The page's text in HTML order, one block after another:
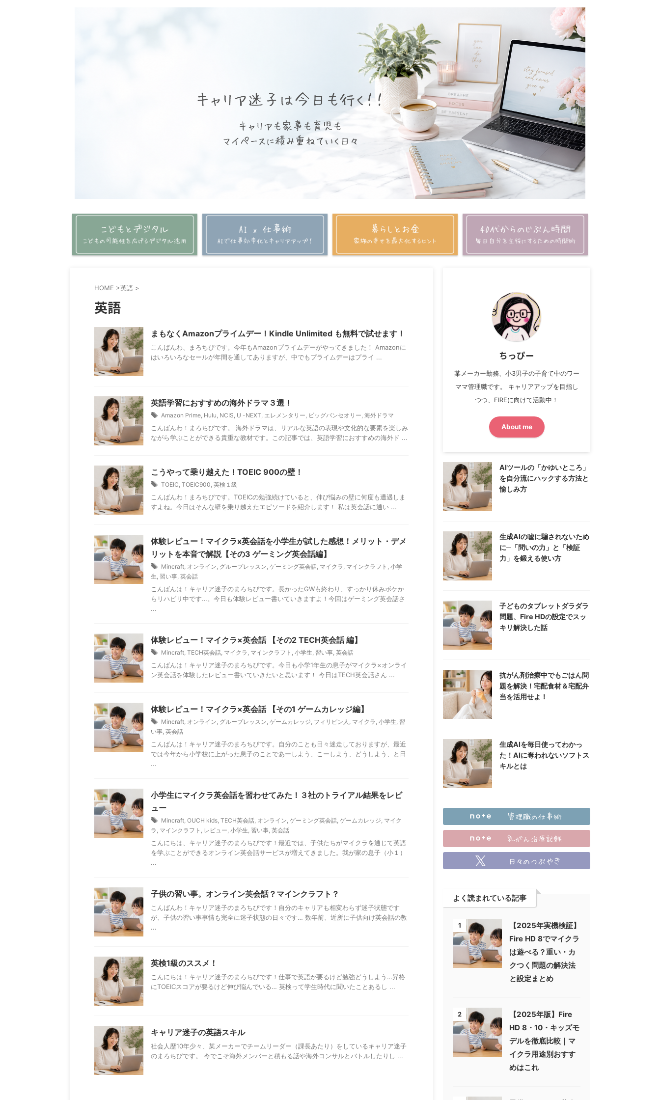
HOME >英語 >
英語
まもなくAmazonプライムデー！Kindle Unlimited も無料で試せます！
こんばんわ、まろちぴです。今年もAmazonプライムデーがやってきました！ Amazonに
はいろいろなセールが年間を通してありますが、中でもプライムデーはプライ ...
英語学習におすすめの海外ドラマ３選！
Amazon Prime, Hulu, NCIS, U -NEXT, エレメンタリー, ビッグバンセオリー, 海外ドラマ
こんばんわ！まろちぴです。 海外ドラマは、リアルな英語の表現や文化的な要素を楽しみ
ながら学ぶことができる貴重な教材です。この記事では、英語学習におすすめの海外ド ...
こうやって乗り越えた！TOEIC 900の壁！
TOEIC, TOEIC900, 英検１級
こんばんわ！まろちぴです。TOEICの勉強続けていると、伸び悩みの壁に何度も遭遇しま
すよね。今日はそんな壁を乗り越えたエピソードを紹介します！ 私は英会話に通い ...
体験レビュー！マイクラx英会話を小学生が試した感想！メリット・デメ
リットを本音で解説【その3 ゲーミング英会話編】
Mincraft, オンライン, グループレッスン, ゲーミング英会話, マイクラ , マインクラフト , 小学
生, 習い事, 英会話
こんばんは！キャリア迷子のまろちぴです。長かったGWも終わり、すっかり休みボケか
らリハビリ中です…。今日も体験レビュー書いていきますよ！今回はゲーミング英会話さ
...
体験レビュー！マイクラ×英会話 【その2 TECH英会話 編】
Mincraft, TECH英会話, マイクラ , マインクラフト , 小学生, 習い事, 英会話
こんばんは！キャリア迷子のまろちぴです。今日も小学1年生の息子がマイクラ×オンライ
ン英会話を体験したレビュー書いていきたいと思います！ 今日はTECH英会話さん ...
体験レビュー！マイクラ×英会話 【その1 ゲームカレッジ編】
Mincraft, オンライン, グループレッスン, ゲームカレッジ, フィリピン人 , マイクラ , 小学生, 習
い事, 英会話
こんばんは！キャリア迷子のまろちぴです。自分のことも日々迷走しておりますが、最近
では今年から小学校に上がった息子のことであーしよう、こーしよう、どうしよう、と日
...
小学生にマイクラ英会話を習わせてみた！３社のトライアル結果をレビ
ュー
Mincraft, OUCH kids, TECH英会話, オンライン, ゲーミング英会話, ゲームカレッジ, マイク
ラ , マインクラフト , レビュー, 小学生, 習い事, 英会話
こんにちは、キャリア迷子のまろちぴです！最近では、子供たちがマイクラを通じて英語
を学ぶことができるオンライン英会話サービスが増えてきました。我が家の息子（小１）
...
子供の習い事。オンライン英会話？マインクラフト？
こんばんわ！キャリア迷子のまろちぴです！自分のキャリアも相変わらず迷子状態です
が、子供の習い事事情も完全に迷子状態の日々です… 数年前、近所に子供向け英会話の教
...
英検1級のススメ！
こんにちは！キャリア迷子のまろちぴです！仕事で英語が要るけど勉強どうしよう…昇格
にTOEICスコアが要るけど伸び悩んでいる… 英検って学生時代に聞いたことあるし ...
キャリア迷子の英語スキル
社会人歴10年少々、某メーカーでチームリーダー（課長あたり）をしているキャリア迷子
のまろちぴです。 今でこそ海外メンバーと積もる話や海外コンサルとバトルしたりし ...
ちっぴー
某メーカー勤務、小3男子の子育て中のワー
ママ管理職です。 キャリアアップを目指し
つつ、FIREに向けて活動中！
About me
AIツールの「かゆいところ」
を自分流にハックする方法と
愉しみ方
生成AIの嘘に騙されないため
に─「問いの力」と「検証
力」を鍛える使い方
子どものタブレットダラダラ
問題、Fire HDの設定でスッ
キリ解決した話
抗がん剤治療中でもごはん問
題を解決！宅配食材＆宅配弁
当を活用せよ！
生成AIを毎日使ってわかっ
た！AIに奪われないソフトス
キルとは
よく読まれている記事
1
【2025年実機検証】
Fire HD 8でマイクラ
は遊べる？重い・カ
クつく問題の解決法
と設定まとめ
2
【2025年版】Fire
HD 8・10・キッズモ
デルを徹底比較｜マ
イクラ用途別おすす
めはこれ